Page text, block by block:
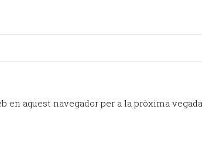
aquest navegador per a la pròxima